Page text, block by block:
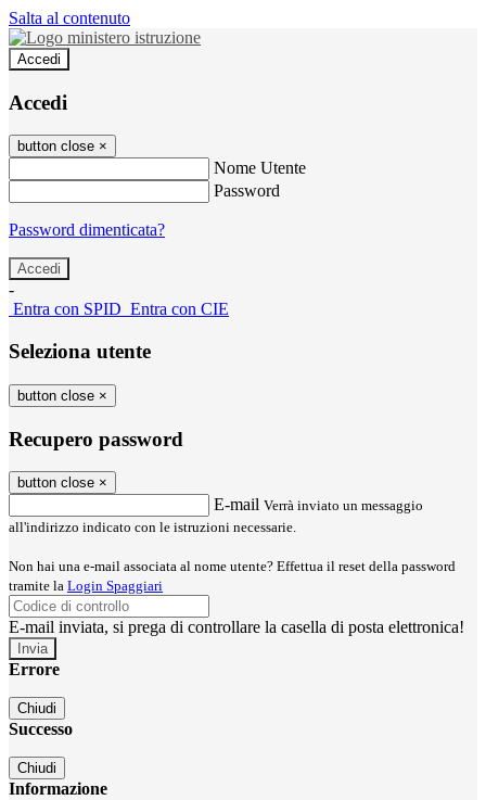
Salta al contenuto
Accedi
Accedi
button close ×
Nome Utente
Password
Password dimenticata?
-
Entra con SPID Entra con CIE
Seleziona utente
button close ×
Recupero password
button close ×
E-mail Verrà inviato un messaggio
all'indirizzo indicato con le istruzioni necessarie.
Non hai una e-mail associata al nome utente? Effettua il reset della password
tramite la Login Spaggiari
E-mail inviata, si prega di controllare la casella di posta elettronica!
Errore
Chiudi
Successo
Chiudi
Informazione